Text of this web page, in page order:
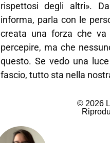
rispettosi degli altri».
informa, parla con le
creata una forza che
percepire, ma che
questo. Se vedo una
fascio, tutto sta nella
© 2026